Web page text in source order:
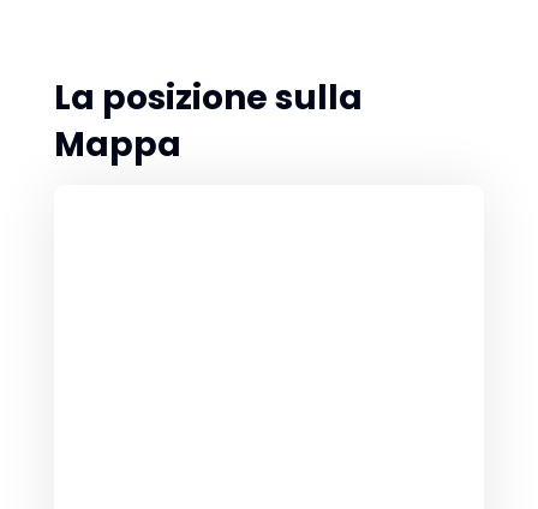
La posizione sulla
Mappa